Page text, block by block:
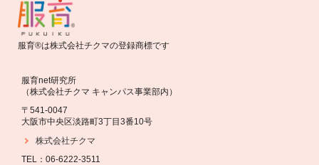
服育®は株式会社チクマの登録商標です
服育net研究所
（株式会社チクマ キャンパス事業部内）
〒541-0047
大阪市中央区淡路町3丁目3番10号
株式会社チクマ
TEL：06-6222-3511